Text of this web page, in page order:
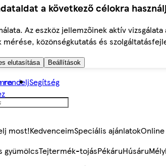
a következő célokra
Az eszköz jellemzőinek aktív
közönségkutatás és
elutasítása Beállítások
rendeljSegítség
most!KedvenceimSpeciális ajánlatok
gyümölcsTejtermék-tojásPékáruHúsáru